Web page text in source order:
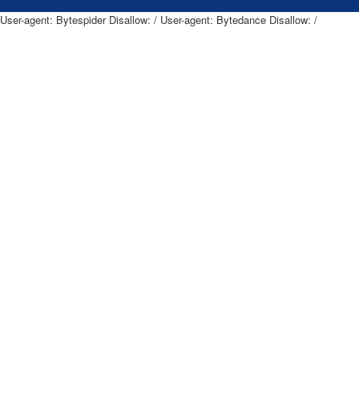
User-agent: Bytespider Disallow: / User-agent: Bytedance Disallow: /